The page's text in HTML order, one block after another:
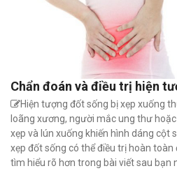
Chẩn đoán và điều trị hiện
Hiện tượng đốt sống bị xẹp xuống
loãng xương, người mắc ung thư
xẹp và lún xuống khiến hình dáng cột
xẹp đốt sống có thể điều trị hoàn toàn
tìm hiểu rõ hơn trong bài viết sau bạn